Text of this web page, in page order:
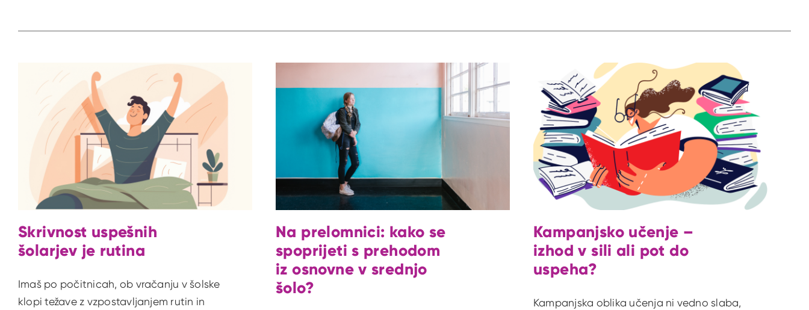
Skrivnost uspešnih
šolarjev je rutina
Imaš po počitnicah, ob vračanju v šolske
klopi težave z vzpostavljanjem rutin in
Na prelomnici: kako se
spoprijeti s prehodom
iz osnovne v srednjo
šolo?
Kampanjsko učenje –
izhod v sili ali pot do
uspeha?
Kampanjska oblika učenja ni vedno slaba,